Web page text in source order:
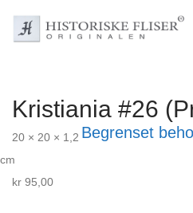
Kristiania #26
Begrenset
20 × 20 × 1,2
cm
kr 95,00